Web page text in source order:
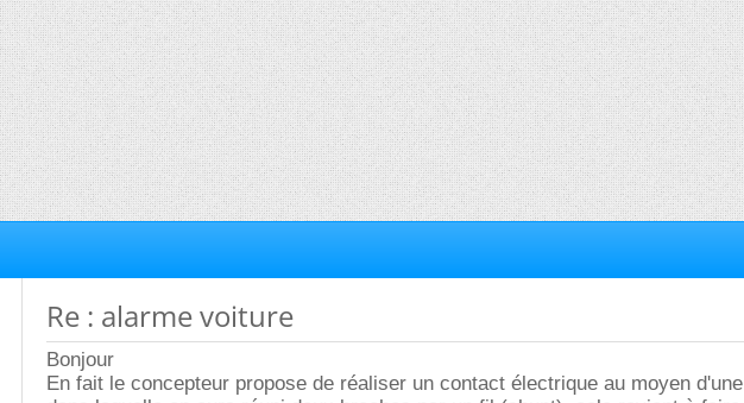
Re : alarme voiture
Bonjour
En fait le concepteur propose de réaliser un contact électrique au moyen